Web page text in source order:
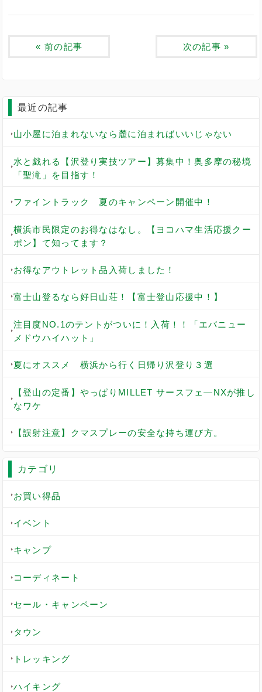
« 前の記事 次の記事 »
最近の記事
山小屋に泊まれないなら麓に泊まればいいじゃない
水と戯れる【沢登り実技ツアー】募集中！奥多摩の秘境
「聖滝」を目指す！
ファイントラック 夏のキャンペーン開催中！
横浜市民限定のお得なはなし。【ヨコハマ生活応援クー
ポン】て知ってます？
お得なアウトレット品入荷しました！
富士山登るなら好日山荘！【富士登山応援中！】
注目度NO.1のテントがついに！入荷！！「エバニュー
メドウハイハット」
夏にオススメ 横浜から行く日帰り沢登り３選
【登山の定番】やっぱりMILLET サースフェ―NXが推し
なワケ
【誤射注意】クマスプレーの安全な持ち運び方。
カテゴリ
お買い得品
イベント
キャンプ
コーディネート
セール・キャンペーン
タウン
トレッキング
ハイキング